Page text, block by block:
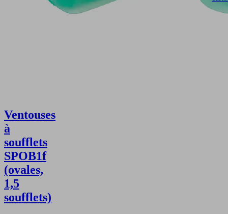
Ventouses
à
soufflets
SPOB1f
(ovales,
1,5
soufflets)